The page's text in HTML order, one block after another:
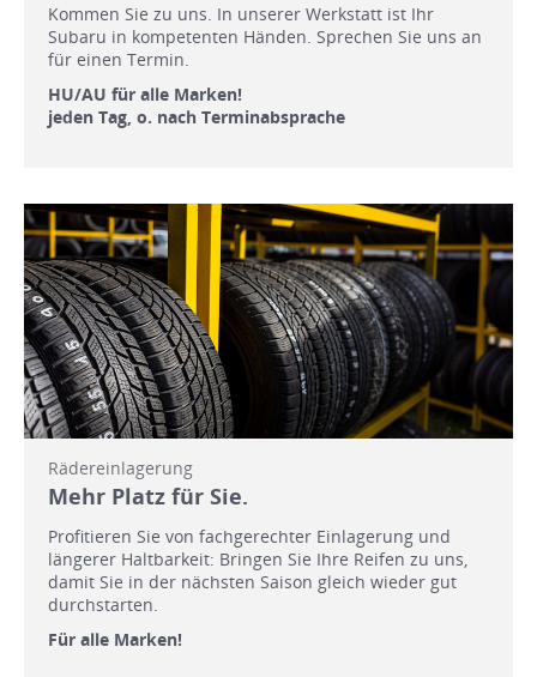
Kommen Sie zu uns. In unserer Werkstatt ist Ihr
Subaru in kompetenten Händen. Sprechen Sie uns an
für einen Termin.
HU/AU für alle Marken!
jeden Tag, o. nach Terminabsprache
Rädereinlagerung
Mehr Platz für Sie.
Profitieren Sie von fachgerechter Einlagerung und
längerer Haltbarkeit: Bringen Sie Ihre Reifen zu uns,
damit Sie in der nächsten Saison gleich wieder gut
durchstarten.
Für alle Marken!